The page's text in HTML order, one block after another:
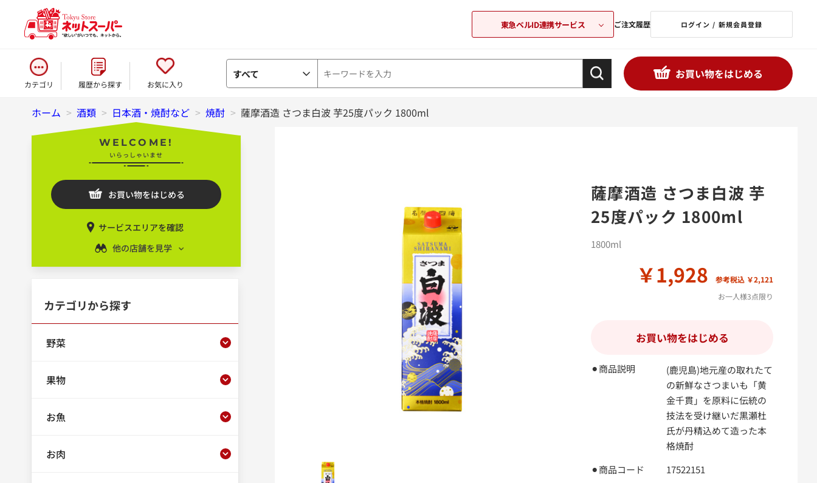
東急ベルID連携サービス
東急オンラインショップ
ご注文履歴 ログイン / 新規会員登録
カテゴリ 履歴から探す お気に入り
すべて お買い物をはじめる
ホーム > 酒類 > 日本酒・焼酎など > 焼酎 > 薩摩酒造 さつま白波 芋25度パック 1800ml
WELCOME!
いらっしゃいませ
お買い物をはじめる
サービスエリアを確認
他の店舗を見学
カテゴリから探す
野菜
果物
お魚
お肉
⚫︎商品説明
(鹿児島)地元産の取れたて
の新鮮なさつまいも「黄
金千貫」を原料に伝統の
技法を受け継いだ黒瀬杜
氏が丹精込めて造った本
格焼酎
薩摩酒造 さつま白波 芋
25度パック 1800ml
￥1,928
参考税込 ￥2,121
お一人様3点限り
⚫︎商品コード 17522151
1800ml
お買い物をはじめる